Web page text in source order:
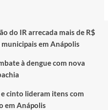
do IR arrecada mais de R$
em Anápolis
à dengue com nova
cinto lideram itens com
em Anápolis